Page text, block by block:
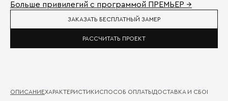
Больше привилегий с программой ПРЕМЬЕР →
ЗАКАЗАТЬ БЕСПЛАТНЫЙ ЗАМЕР
РАССЧИТАТЬ ПРОЕКТ
ОПИСАНИЕХАРАКТЕРИСТИКИСПОСОБ ОПЛАТЫДОСТАВКА И СБОРКА